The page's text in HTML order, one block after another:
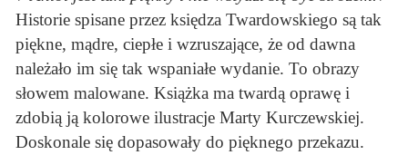
Historie spisane przez księdza Twardowskiego są tak
piękne, mądre, ciepłe i wzruszające, że od dawna
należało im się tak wspaniałe wydanie. To obrazy
słowem malowane. Książka ma twardą oprawę i
zdobią ją kolorowe ilustracje Marty Kurczewskiej.
Doskonale się dopasowały do pięknego przekazu.